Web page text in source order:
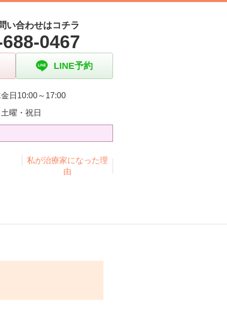
い合わせはコチラ
0467
LINE予約
金日10:00～17:00
曜・祝日
私が治療家になった理
由